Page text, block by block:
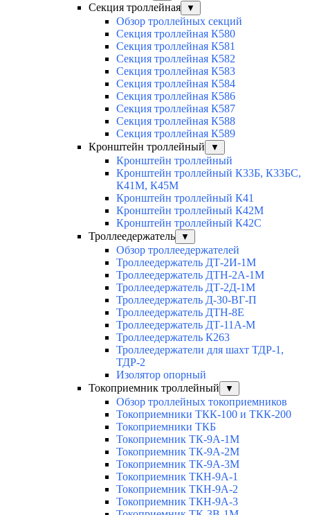
Секция троллейная ▼
Обзор троллейных секций
Секция троллейная К580
Секция троллейная К581
Секция троллейная К582
Секция троллейная К583
Секция троллейная К584
Секция троллейная К586
Секция троллейная К587
Секция троллейная К588
Секция троллейная К589
Кронштейн троллейный
▼
Кронштейн троллейный
Кронштейн троллейный К33Б, К33БС,
К41М, К45М
Кронштейн троллейный К41
Кронштейн троллейный К42М
Кронштейн троллейный К42С
Троллеедержатель
▼
Обзор троллеедержателей
Троллеедержатель ДТ-2И-1М
Троллеедержатель ДТН-2А-1М
Троллеедержатель ДТ-2Д-1М
Троллеедержатель Д-30-ВГ-П
Троллеедержатель ДТН-8Е
Троллеедержатель ДТ-11А-М
Троллеедержатель К263
Троллеедержатели для шахт ТДР-1,
ТДР-2
Изолятор опорный
Токоприемник троллейный
▼
Обзор троллейных токоприемников
Токоприемники ТКК-100 и ТКК-200
Токоприемники ТКБ
Токоприемник ТК-9А-1М
Токоприемник ТК-9А-2М
Токоприемник ТК-9А-3М
Токоприемник ТКН-9А-1
Токоприемник ТКН-9А-2
Токоприемник ТКН-9А-3